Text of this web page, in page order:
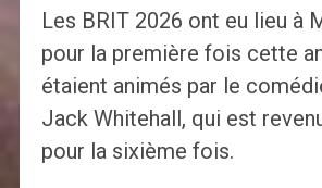
Les BRIT 2026 ont eu lieu à
pour la première fois cette
étaient animés par le
Jack Whitehall, qui est
pour la sixième fois.